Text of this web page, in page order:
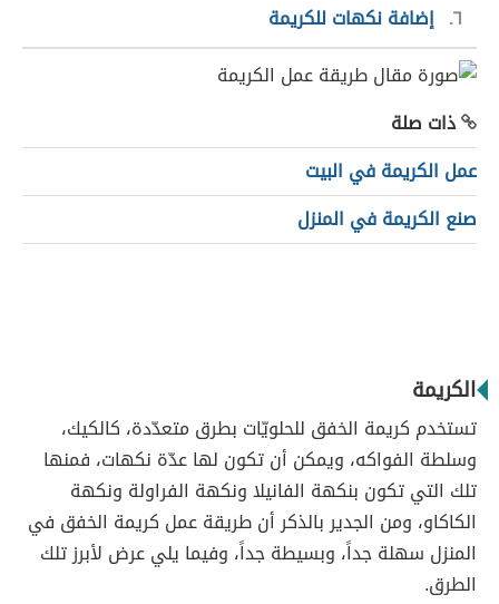
٦ إضافة نكهات للكريمة
ذات صلة
عمل الكريمة في البيت
صنع الكريمة في المنزل
الكريمة
تستخدم كريمة الخفق للحلويّات بطرق متعدّدة، كالكيك،
وسلطة الفواكه، ويمكن أن تكون لها عدّة نكهات، فمنها
تلك التي تكون بنكهة الفانيلا ونكهة الفراولة ونكهة
الكاكاو، ومن الجدير بالذكر أن طريقة عمل كريمة الخفق في
المنزل سهلة جداً، وبسيطة جداً، وفيما يلي عرض لأبرز تلك
الطرق.